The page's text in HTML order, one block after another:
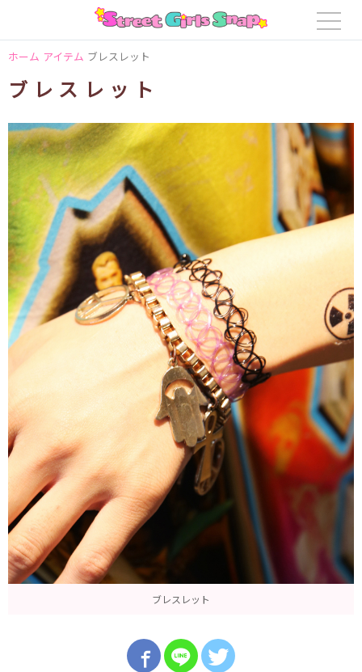
ホーム アイテム ブレスレット
ブレスレット
ブレスレット